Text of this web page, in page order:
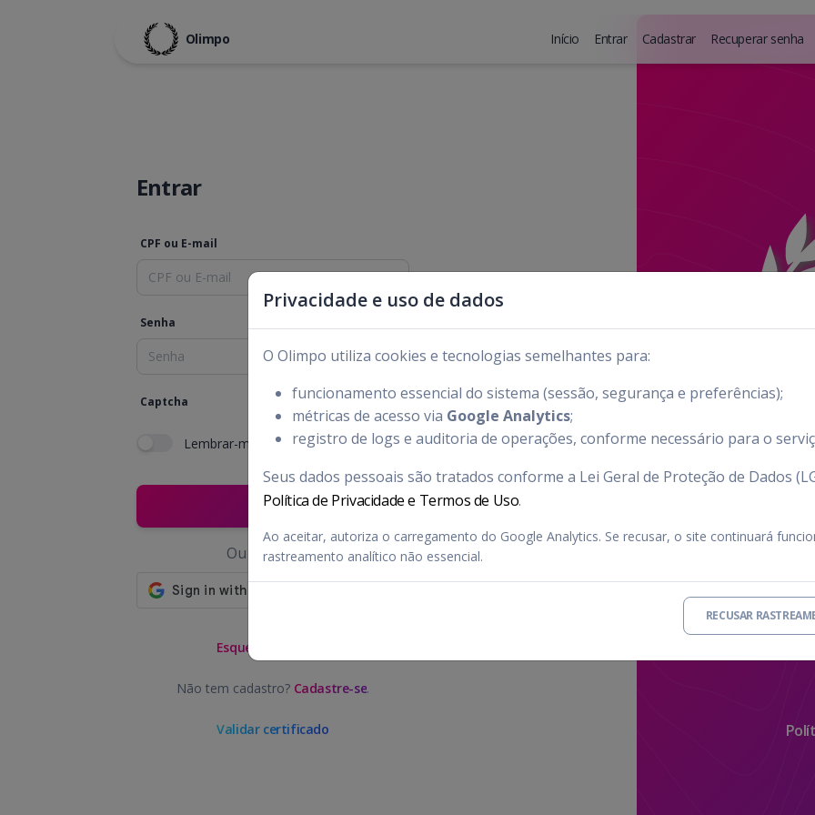
Olimpo Início Entrar Cadastrar Recuperar senha
Entrar
CPF ou E-mail
Senha
Captcha
Lembrar-me
ENTRAR
Ou entre com
Esqueceu a senha?
Não tem cadastro? Cadastre-se.
Validar certificado
Privacidade e uso de dados
O Olimpo utiliza cookies e tecnologias semelhantes para:
funcionamento essencial do sistema (sessão, segurança e preferências);
métricas de acesso via Google Analytics;
registro de logs e auditoria de operações, conforme necessário para o
Seus dados pessoais são tratados conforme a Lei Geral de Proteção de Dados
Política de Privacidade e Termos de Uso.
Ao aceitar, autoriza o carregamento do Google Analytics. Se recusar, o site continuará
rastreamento analítico não essencial.
RECUSAR